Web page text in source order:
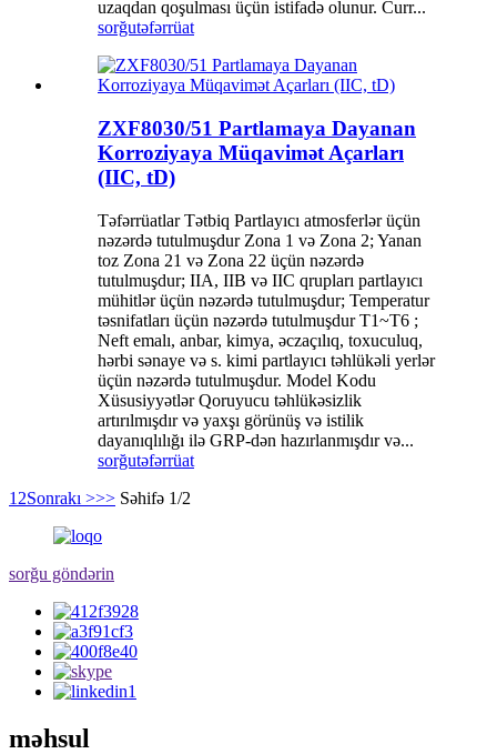
uzaqdan qoşulması üçün istifadə olunur. Curr...
sorğutəfərrüat
ZXF8030/51 Partlamaya Dayanan
Korroziyaya Müqavimət Açarları
(IIC, tD)
Təfərrüatlar Tətbiq Partlayıcı atmosferlər üçün
nəzərdə tutulmuşdur Zona 1 və Zona 2; Yanan
toz Zona 21 və Zona 22 üçün nəzərdə
tutulmuşdur; IIA, IIB və IIC qrupları partlayıcı
mühitlər üçün nəzərdə tutulmuşdur; Temperatur
təsnifatları üçün nəzərdə tutulmuşdur T1~T6 ;
Neft emalı, anbar, kimya, əczaçılıq, toxuculuq,
hərbi sənaye və s. kimi partlayıcı təhlükəli yerlər
üçün nəzərdə tutulmuşdur. Model Kodu
Xüsusiyyətlər Qoruyucu təhlükəsizlik
artırılmışdır və yaxşı görünüş və istilik
dayanıqlılığı ilə GRP-dən hazırlanmışdır və...
sorğutəfərrüat
1 2Sonrakı >>> Səhifə 1/2
sorğu göndərin
məhsul